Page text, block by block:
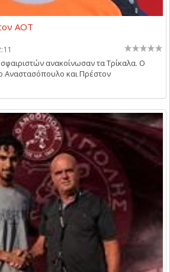
ΑΟΤ
ανακοίνωσαν τα Τρίκαλα. Ο
Αναστασόπουλο και Πρέστον